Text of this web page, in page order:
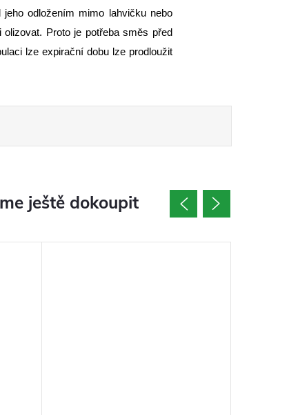
odložením mimo lahvičku nebo
Proto je potřeba směs před
lze expirační dobu lze prodloužit
ještě dokoupit